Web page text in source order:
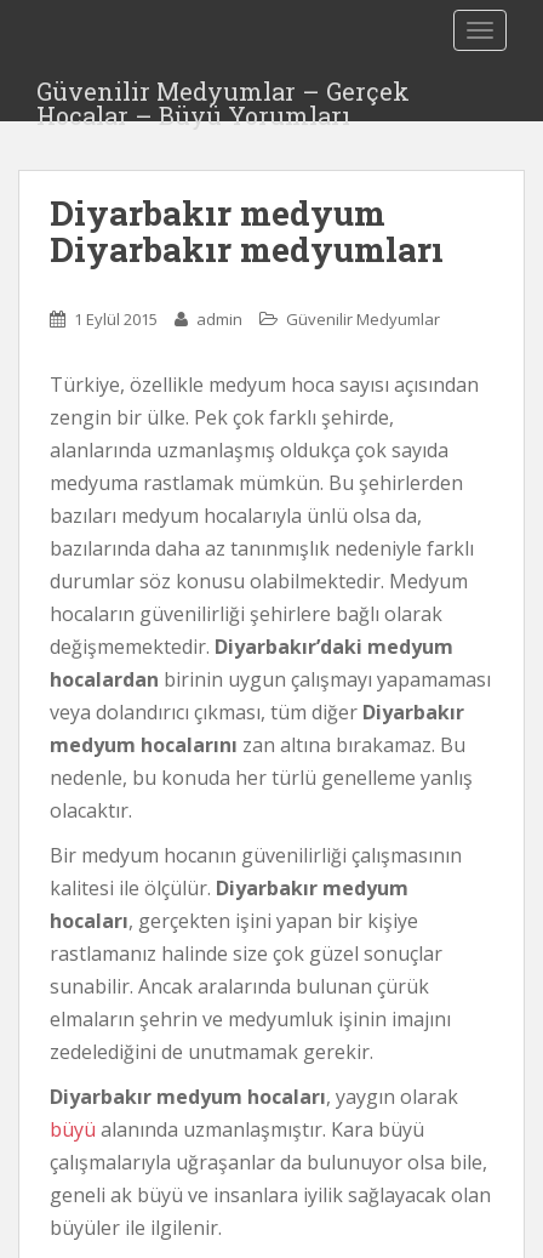
t
Güvenilir Medyumlar – Gerçek
Hocalar – Büyü Yorumları
Diyarbakır medyum
Diyarbakır medyumları
1 Eylül 2015 admin Güvenilir Medyumlar
Türkiye, özellikle medyum hoca sayısı açısından
zengin bir ülke. Pek çok farklı şehirde,
alanlarında uzmanlaşmış oldukça çok sayıda
medyuma rastlamak mümkün. Bu şehirlerden
bazıları medyum hocalarıyla ünlü olsa da,
bazılarında daha az tanınmışlık nedeniyle farklı
durumlar söz konusu olabilmektedir. Medyum
hocaların güvenilirliği şehirlere bağlı olarak
değişmemektedir. Diyarbakır’daki medyum
hocalardan birinin uygun çalışmayı yapamaması
veya dolandırıcı çıkması, tüm diğer Diyarbakır
medyum hocalarını zan altına bırakamaz. Bu
nedenle, bu konuda her türlü genelleme yanlış
olacaktır.
Bir medyum hocanın güvenilirliği çalışmasının
kalitesi ile ölçülür. Diyarbakır medyum
hocaları, gerçekten işini yapan bir kişiye
rastlamanız halinde size çok güzel sonuçlar
sunabilir. Ancak aralarında bulunan çürük
elmaların şehrin ve medyumluk işinin imajını
zedelediğini de unutmamak gerekir.
Diyarbakır medyum hocaları, yaygın olarak
büyü alanında uzmanlaşmıştır. Kara büyü
çalışmalarıyla uğraşanlar da bulunuyor olsa bile,
geneli ak büyü ve insanlara iyilik sağlayacak olan
büyüler ile ilgilenir.